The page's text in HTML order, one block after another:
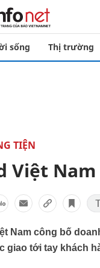
sống Thị trường
TIỆN
Việt
Nam công bố
giao tới tay khách